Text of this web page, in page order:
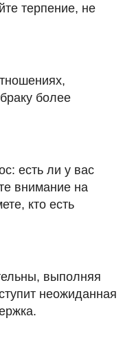
терпение, не
более
есть ли у вас
внимание на
кто есть
выполняя
неожиданная